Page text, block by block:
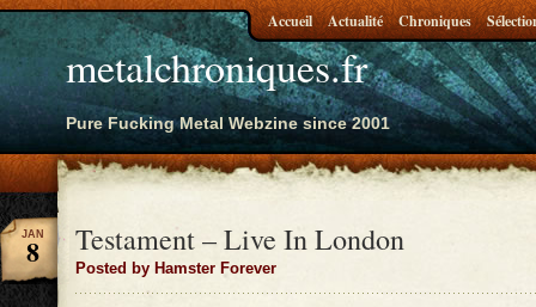
metalchroniques.fr
Pure Fucking Metal Webzine since 2001
Accueil Actualité Chroniques
Testament – Live In London
Posted by Hamster Forever
JAN
8